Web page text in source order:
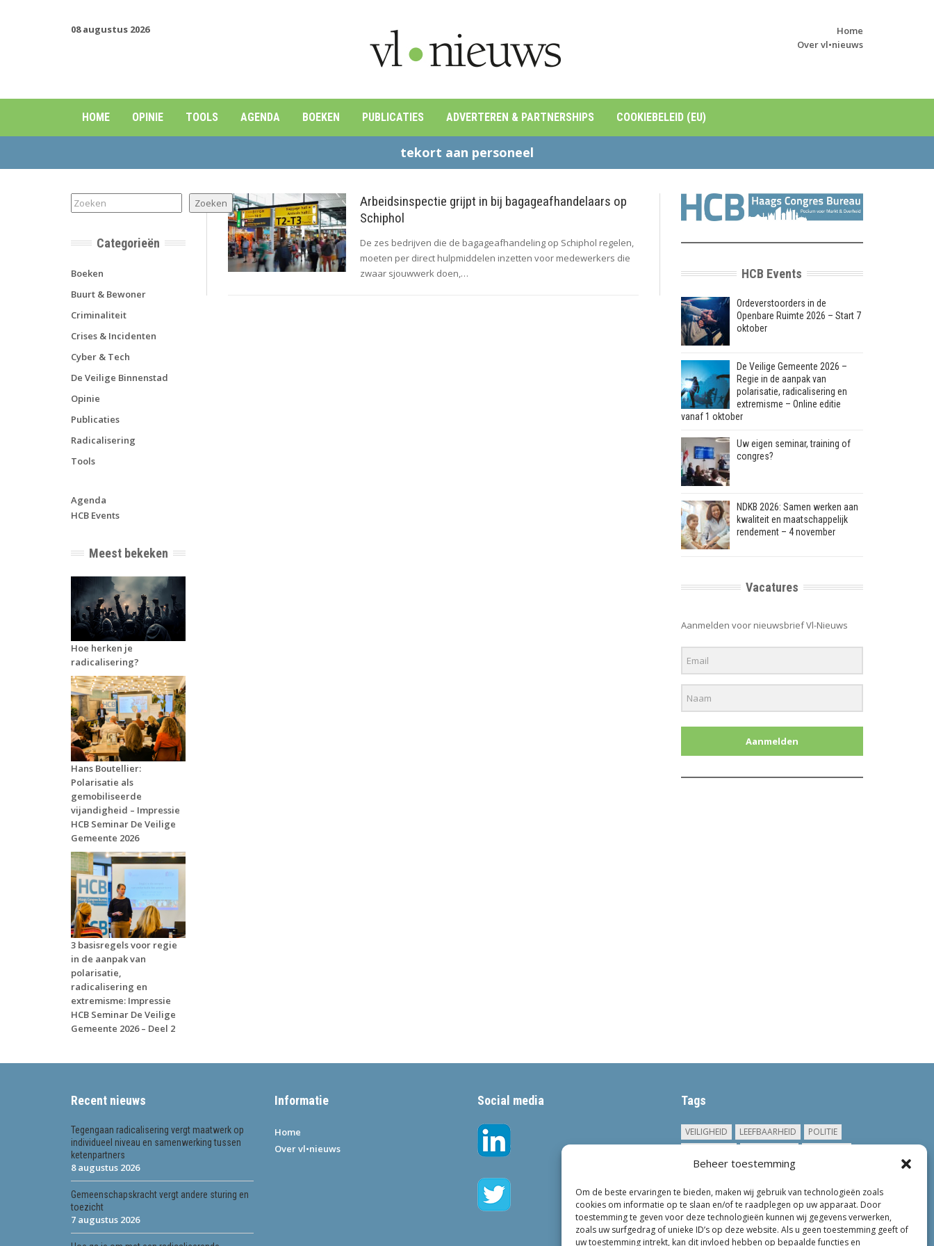
Beheer toestemming
Om de beste ervaringen te bieden, maken wij gebruik van technologieën zoals
cookies om informatie op te slaan en/of te raadplegen op uw apparaat. Door
toestemming te geven voor deze technologieën kunnen wij gegevens verwerken,
zoals uw surfgedrag of unieke ID’s op deze website. Als u geen toestemming geeft of
uw toestemming intrekt, kan dit invloed hebben op bepaalde functies en
08 augustus 2026
Home
Over vl•nieuws
HOME OPINIE TOOLS AGENDA BOEKEN PUBLICATIES ADVERTEREN & PARTNERSHIPS COOKIEBELEID (EU)
tekort aan personeel
Arbeidsinspectie grijpt in bij bagageafhandelaars op
Schiphol
De zes bedrijven die de bagageafhandeling op Schiphol regelen,
moeten per direct hulpmiddelen inzetten voor medewerkers die
zwaar sjouwwerk doen,…
Zoeken Zoeken
Categorieën
Boeken
Buurt & Bewoner
Criminaliteit
Crises & Incidenten
Cyber & Tech
De Veilige Binnenstad
Opinie
Publicaties
Radicalisering
Tools
Agenda
HCB Events
Meest bekeken
Hoe herken je
radicalisering?
Hans Boutellier:
Polarisatie als
gemobiliseerde
vijandigheid – Impressie
HCB Seminar De Veilige
Gemeente 2026
3 basisregels voor regie
in de aanpak van
polarisatie,
radicalisering en
extremisme: Impressie
HCB Seminar De Veilige
Gemeente 2026 – Deel 2
HCB Events
Ordeverstoorders in de
Openbare Ruimte 2026 – Start 7
oktober
De Veilige Gemeente 2026 –
Regie in de aanpak van
polarisatie, radicalisering en
extremisme – Online editie
vanaf 1 oktober
Uw eigen seminar, training of
congres?
NDKB 2026: Samen werken aan
kwaliteit en maatschappelijk
rendement – 4 november
Vacatures
Aanmelden voor nieuwsbrief Vl-Nieuws
Aanmelden
Recent nieuws
Tegengaan radicalisering vergt maatwerk op
individueel niveau en samenwerking tussen
ketenpartners
8 augustus 2026
Gemeenschapskracht vergt andere sturing en
toezicht
7 augustus 2026
Informatie
Home
Over vl•nieuws
Social media Tags
VEILIGHEID LEEFBAARHEID
POLITIE
TOEZICHT
KINDEROPVANG
CRIMINALITEIT
PRIVACY
OM
KINDEREN
NEDERLAND ONDERMIJNING